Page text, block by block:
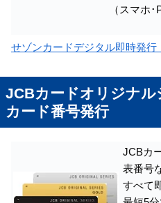
（スマホ･
せゾンカードデジタル即時発行
JCBカードオリジナル
カード番号発行
JCBカ
表番号
すべて